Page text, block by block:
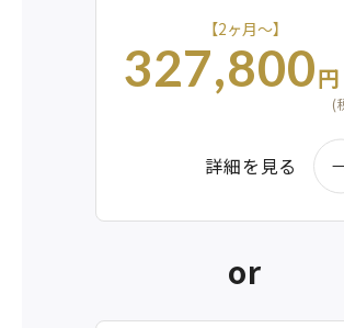
【2ヶ月〜】
327,800円
(
詳細を見る
or